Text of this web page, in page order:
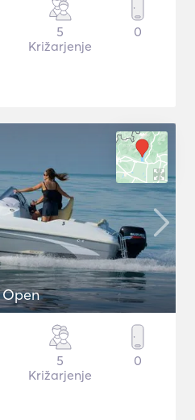
5
Križarjenje
0
5
Križarjenje
0